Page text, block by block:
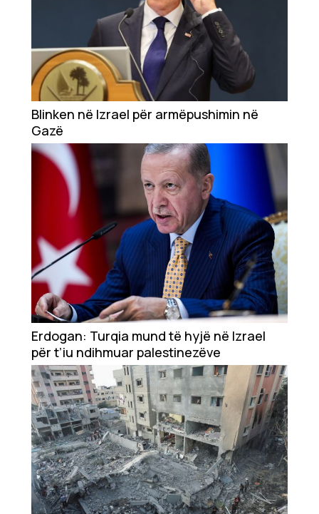
Kulturë
Showbiz
Ekonomi
Teknologji
Udhëtime
DuVideo
Blinken në Izrael për armëpushimin në
Gazë
Erdogan: Turqia mund të hyjë në Izrael
për t’iu ndihmuar palestinezëve